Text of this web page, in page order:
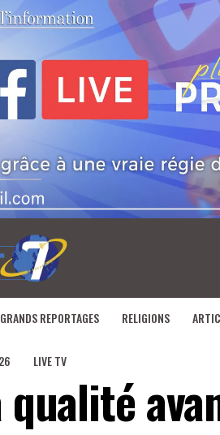
GRANDS REPORTAGES RELIGIONS
LIVE TV
qualité